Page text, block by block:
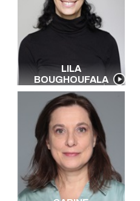
LILA
BOUGHOUFALA